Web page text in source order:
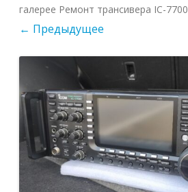
галерее Ремонт трансивера IC-7700
← Предыдущее